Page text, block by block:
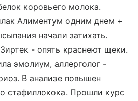
коровьего молока.
Алиментум одним днем +
начали затихать.
- опять краснеют щеки.
эмолиум, аллерголог -
В анализе повышен
стафиллокока. Прошли курс